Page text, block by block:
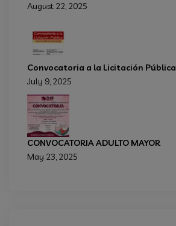
August 22, 2025
Convocatoria a la Licitación Pública
July 9, 2025
CONVOCATORIA ADULTO MAYOR
May 23, 2025